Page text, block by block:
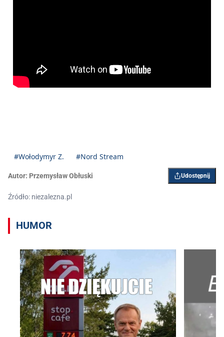
#Wołodymyr Z. #Nord Stream
Autor: Przemysław Obłuski Udostępnij
Źródło: niezalezna.pl
HUMOR